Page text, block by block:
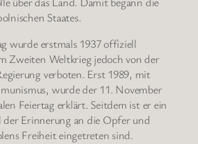
Staates.
wurde erstmals 1937 offiziell
Zweiten Weltkrieg jedoch von der
verboten. Erst 1989, mit
wurde der 11. November
Feiertag erklärt. Seitdem ist er ein
der Erinnerung an die Opfer und
Freiheit eingetreten sind.